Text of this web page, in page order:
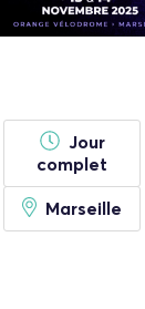
Jour
complet
Marseille